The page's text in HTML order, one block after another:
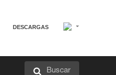
DESCARGAS
Buscar